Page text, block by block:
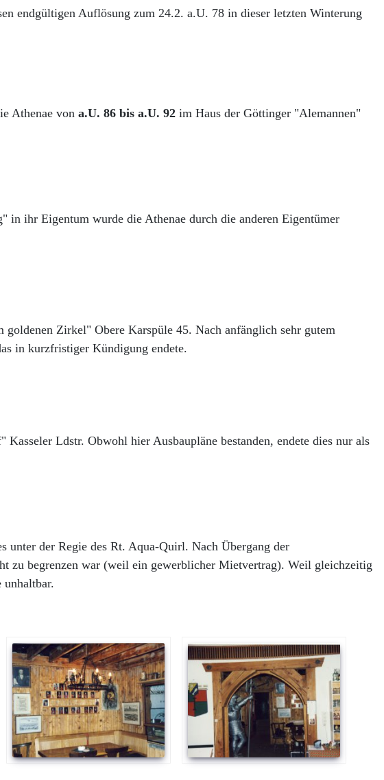
endgültigen Auflösung zum 24.2. a.U. 78 in dieser letzten Winterung
Athenae von a.U. 86 bis a.U. 92 im Haus der Göttinger "Alemannen"
ihr Eigentum wurde die Athenae durch die anderen Eigentümer
goldenen Zirkel" Obere Karspüle 45. Nach anfänglich sehr gutem
in kurzfristiger Kündigung endete.
Ldstr. Obwohl hier Ausbaupläne bestanden, endete dies nur als
unter der Regie des Rt. Aqua-Quirl. Nach Übergang der
zu begrenzen war (weil ein gewerblicher Mietvertrag). Weil gleichzeitig